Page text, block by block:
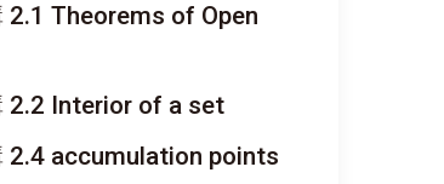
2.1 Theorems of Open
2.2 Interior of a set
2.4 accumulation points